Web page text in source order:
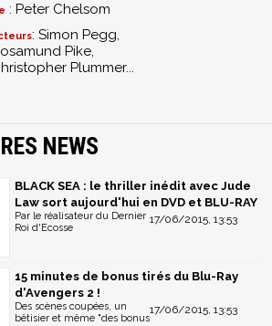
: Peter Chelsom
: Simon Pegg,
Pike,
Plummer...
NEWS
BLACK SEA : le thriller inédit avec Jude
Law sort aujourd'hui en DVD et BLU-RAY
17/06/2015, 13:53
Par le réalisateur du Dernier
Roi d'Ecosse
15 minutes de bonus tirés du Blu-Ray
d'Avengers 2 !
17/06/2015, 13:53
Des scènes coupées, un
bêtisier et même "des bonus